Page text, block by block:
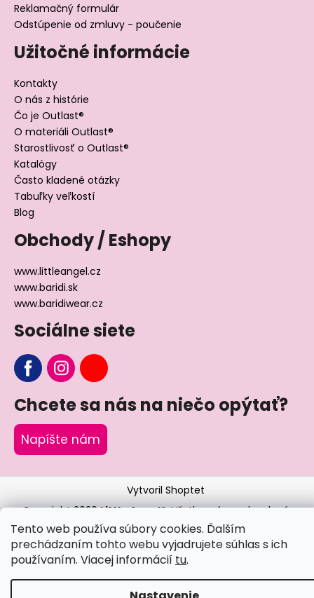
Tento web používa súbory cookies. Ďalším
prechádzaním tohto webu vyjadrujete súhlas s ich
používaním. Viacej informácií tu.
Reklamačný formulár
Odstúpenie od zmluvy - poučenie
Užitočné informácie
Kontakty
O nás z histórie
Čo je Outlast®
O materiáli Outlast®
Starostlivosť o Outlast®
Katalógy
Často kladené otázky
Tabuľky veľkostí
Blog
Obchody / Eshopy
www.littleangel.cz
www.baridi.sk
www.baridiwear.cz
Sociálne siete
Chcete sa nás na niečo opýtať?
Napíšte nám
Vytvoril Shoptet
Copyright 2026Little Angel®. Všetky práva vyhradené.